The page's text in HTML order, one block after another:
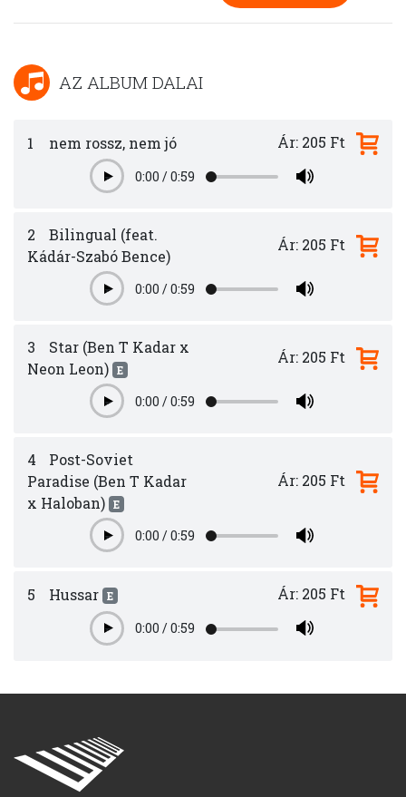
AZ ALBUM DALAI
1 nem rossz, nem jó
Play0:00 /0:59
Ár: 205 Ft
2
Bilingual (feat.
Kádár-Szabó Bence)
Play0:00 /0:59
Ár: 205 Ft
3
Star (Ben T Kadar x
Neon Leon) E
Play0:00 /0:59
Ár: 205 Ft
4
Post-Soviet
Paradise (Ben T Kadar
x Haloban) E
Play0:00 /0:59
Ár: 205 Ft
5 Hussar E
Play0:00 /0:59
Ár: 205 Ft